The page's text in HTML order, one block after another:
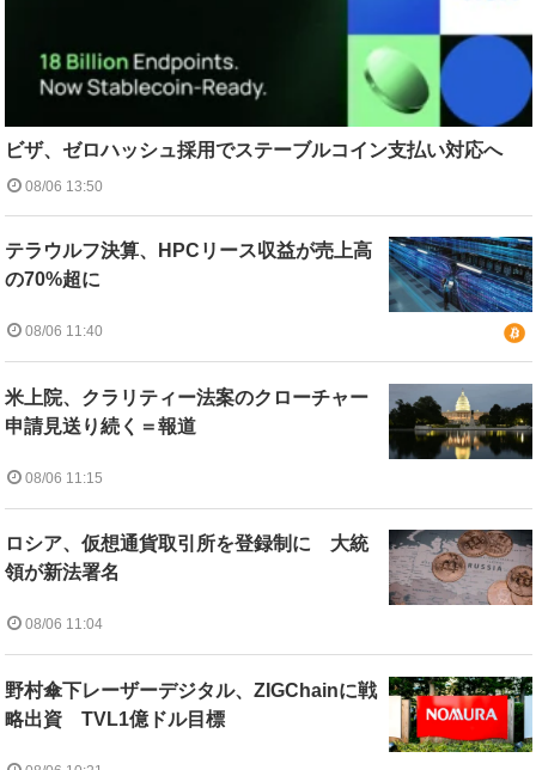
ビザ、ゼロハッシュ採用でステーブルコイン支払い対応へ
08/06 13:50
テラウルフ決算、HPCリース収益が売上高
の70%超に
08/06 11:40
米上院、クラリティー法案のクローチャー
申請見送り続く＝報道
08/06 11:15
ロシア、仮想通貨取引所を登録制に 大統
領が新法署名
08/06 11:04
野村傘下レーザーデジタル、ZIGChainに戦
略出資 TVL1億ドル目標